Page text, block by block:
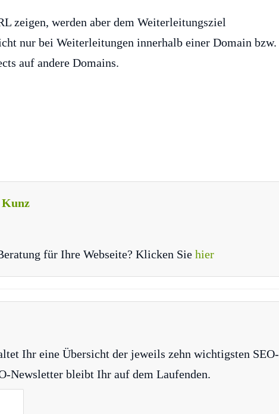
zeigen, werden aber dem Weiterleitungsziel
nur bei Weiterleitungen innerhalb einer Domain bzw.
auf andere Domains.
für Ihre Webseite? Klicken Sie hier
Ihr eine Übersicht der jeweils zehn wichtigsten SEO-
Newsletter bleibt Ihr auf dem Laufenden.